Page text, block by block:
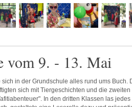
vom 9. - 13. Mai
sich in der Grundschule alles rund ums Buch.
sich mit Tiergeschichten und die zweiten
In den dritten Klassen las jedes